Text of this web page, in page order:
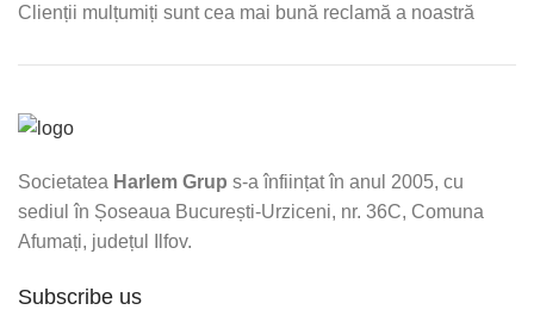
Clienții mulțumiți sunt cea mai bună reclamă a noastră
Societatea Harlem Grup s-a înființat în anul 2005, cu
sediul în Șoseaua București-Urziceni, nr. 36C, Comuna
Afumați, județul Ilfov.
Subscribe us